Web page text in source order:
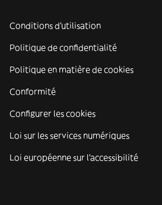
Conditions d'utilisation
Politique de confidentialité
Politique en matière de cookies
Conformité
Configurer les cookies
Loi sur les services numériques
Loi européenne sur l’accessibilité